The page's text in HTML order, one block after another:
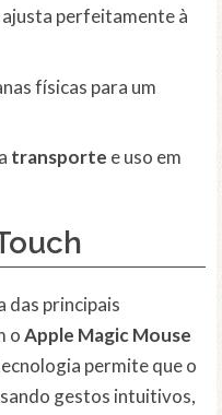
ajusta perfeitamente à
físicas para um
transporte e uso em
das principais
oApple Magic Mouse
permite que o
gestos intuitivos,